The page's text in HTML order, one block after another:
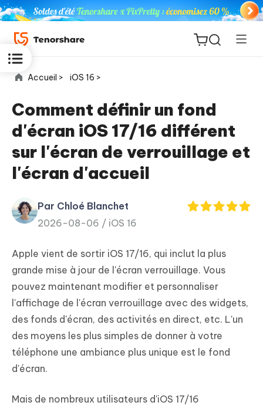
ReiBoot
for iOS
PDF
Editor
New
iAnyGo
Accueil > iOS 16 >
Comment définir un fond
d'écran iOS 17/16 différent
sur l'écran de verrouillage et
l'écran d'accueil
Par Chloé Blanchet
2026-08-06 / iOS 16
Apple vient de sortir iOS 17/16, qui inclut la plus
grande mise à jour de l'écran verrouillage. Vous
pouvez maintenant modifier et personnaliser
l'affichage de l'écran verrouillage avec des widgets,
des fonds d'écran, des activités en direct, etc. L'un
des moyens les plus simples de donner à votre
téléphone une ambiance plus unique est le fond
d'écran.
Mais de nombreux utilisateurs d'iOS 17/16